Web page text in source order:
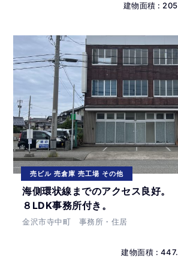
建物面積 :
売ビル 売倉庫 売工場 その他
海側環状線までのアクセス良好。
８LDK事務所付き。
金沢市寺中町 事務所・住居
建物面積 :